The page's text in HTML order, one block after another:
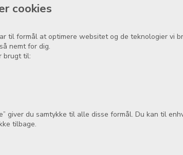
cookies
til formål at optimere websitet og de teknologier vi
nemt for dig.
brugt til:
giver du samtykke til alle disse formål. Du kan til
tilbage.